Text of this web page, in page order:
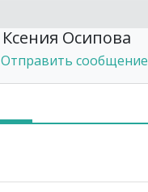
Ксения Осипова
Отправить сообщение